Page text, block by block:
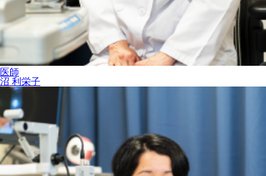
医師
沼 利栄子